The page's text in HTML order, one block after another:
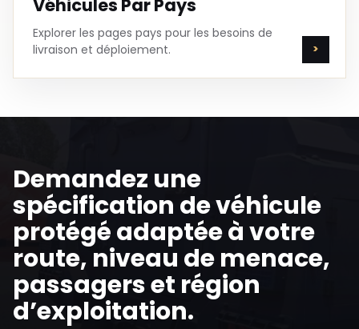
Véhicules Par Pays
Explorer les pages pays pour les besoins de
livraison et déploiement.
Demandez une
spécification de véhicule
protégé adaptée à votre
route, niveau de menace,
passagers et région
d’exploitation.